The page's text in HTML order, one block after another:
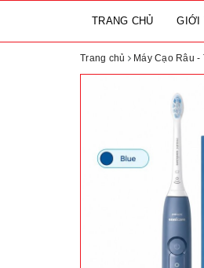
TRANG CHỦ GIỚI
Trang chủ Máy Cạo Râu